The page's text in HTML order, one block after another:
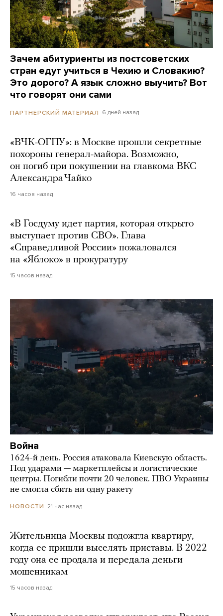
Зачем абитуриенты из постсоветских
стран едут учиться в Чехию и Словакию?
Это дорого? А язык сложно выучить? Вот
что говорят они сами
ПАРТНЕРСКИЙ МАТЕРИАЛ 6 дней назад
«ВЧК-ОГПУ»: в Москве прошли секретные
похороны генерал-майора. Возможно,
он погиб при покушении на главкома ВКС
Александра Чайко
16 часов назад
«В Госдуму идет партия, которая открыто
выступает против СВО». Глава
«Справедливой России» пожаловался
на «Яблоко» в прокуратуру
15 часов назад
Война
1624-й день. Россия атаковала Киевскую область.
Под ударами — маркетплейсы и логистические
центры. Погибли почти 20 человек. ПВО Украины
не смогла сбить ни одну ракету
НОВОСТИ 21 час назад
Жительница Москвы подожгла квартиру,
когда ее пришли выселять приставы. В 2022
году она ее продала и передала деньги
мошенникам
15 часов назад